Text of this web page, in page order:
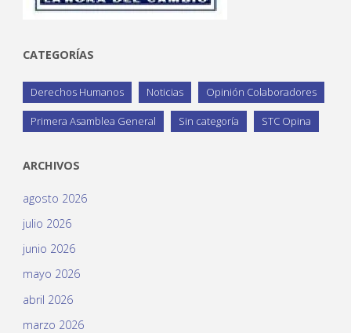
CATEGORÍAS
Derechos Humanos Noticias Opinión Colaboradores
Primera Asamblea General Sin categoría STC Opina
ARCHIVOS
agosto 2026
julio 2026
junio 2026
mayo 2026
abril 2026
marzo 2026